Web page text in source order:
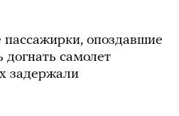
опоздавшие
догнать самолет
задержали